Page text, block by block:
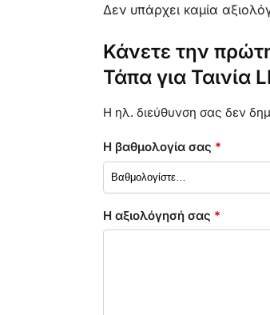
Δεν υπάρχει καμία
Κάνετε την
Τάπα για Ταινία
Η ηλ. διεύθυνση σας δεν
Η βαθμολογία σας *
Η αξιολόγησή σας *